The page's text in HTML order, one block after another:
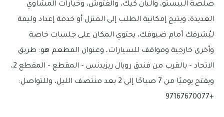
صلصة البيستو، والبان كيك، والفتوش، وخيارات المشاوي
العديدة، ويتيح إمكانية الطلب إلى المنزل أو خدمة إعداد وليمة
ليُشرفك أمام ضيوفك، يحتوي المكان على جلسات خاصة
وأخرى خارجية ومواقف للسيارات، وعنوان المطعم هو: طريق
الاتحاد – بالقرب من فندق رويال ريزيدنس – المقطع – المقطع 2،
ويفتح يوميًا من 7 صباحًا إلى 2 بعد منتصف الليل، وللتواصل:
+97167670077